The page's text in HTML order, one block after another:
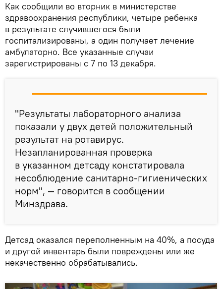
Как сообщили во вторник в министерстве
здравоохранения республики, четыре ребенка
в результате случившегося были
госпитализированы, а один получает лечение
амбулаторно. Все указанные случаи
зарегистрированы с 7 по 13 декабря.
"Результаты лабораторного анализа
показали у двух детей положительный
результат на ротавирус.
Незапланированная проверка
в указанном детсаду констатировала
несоблюдение санитарно-гигиенических
норм", — говорится в сообщении
Минздрава.
Детсад оказался переполненным на 40%, а посуда
и другой инвентарь были повреждены или же
некачественно обрабатывались.